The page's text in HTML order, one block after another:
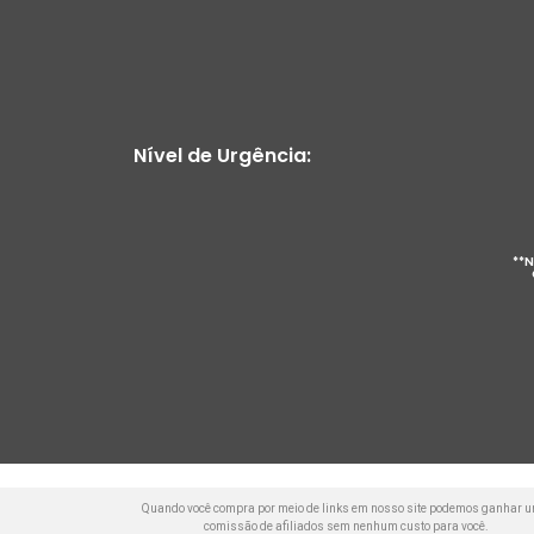
Nível de Urgência:
Quando você compra por meio de links em nosso site podemos ganhar
comissão de afiliados sem nenhum custo para você.